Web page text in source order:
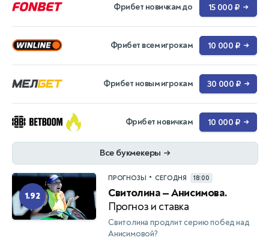
Фрибет новичкам до 15 000 ₽ →
Фрибет всем игрокам 10 000 ₽ →
Фрибет новым игрокам 30 000 ₽ →
Фрибет новичкам 10 000 ₽ →
Все букмекеры →
1.92
ПРОГНОЗЫ • СЕГОДНЯ 18:00
Свитолина — Анисимова.
Прогноз и ставка
Свитолина продлит серию побед над
Анисимовой?